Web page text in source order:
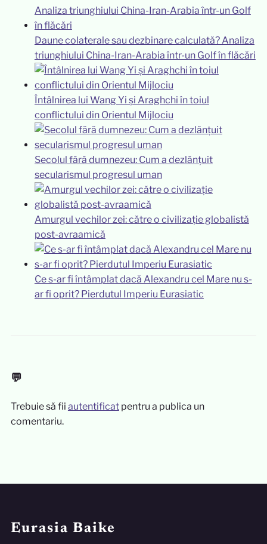
Daune colaterale sau dezbinare calculată? Analiza
triunghiului China-Iran-Arabia într-un Golf în flăcări
Întâlnirea lui Wang Yi și Araghchi în toiul
conflictului din Orientul Mijlociu
Secolul fără dumnezeu: Cum a dezlănțuit
secularismul progresul uman
Amurgul vechilor zei: către o civilizație globalistă
post-avraamică
Ce s-ar fi întâmplat dacă Alexandru cel Mare nu s-
ar fi oprit? Pierdutul Imperiu Eurasiatic
💬
Trebuie să fii autentificatpentru a publica un
comentariu.
Eurasia Baike